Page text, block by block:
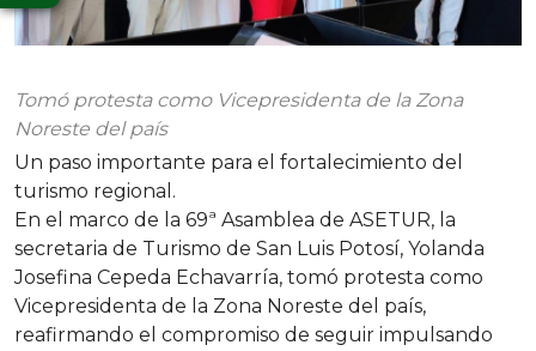
Tomó protesta como Vicepresidenta de la Zona
Noreste del país
Un paso importante para el fortalecimiento del
turismo regional.
En el marco de la 69ª Asamblea de ASETUR, la
secretaria de Turismo de San Luis Potosí, Yolanda
Josefina Cepeda Echavarría, tomó protesta como
Vicepresidenta de la Zona Noreste del país,
reafirmando el compromiso de seguir impulsando